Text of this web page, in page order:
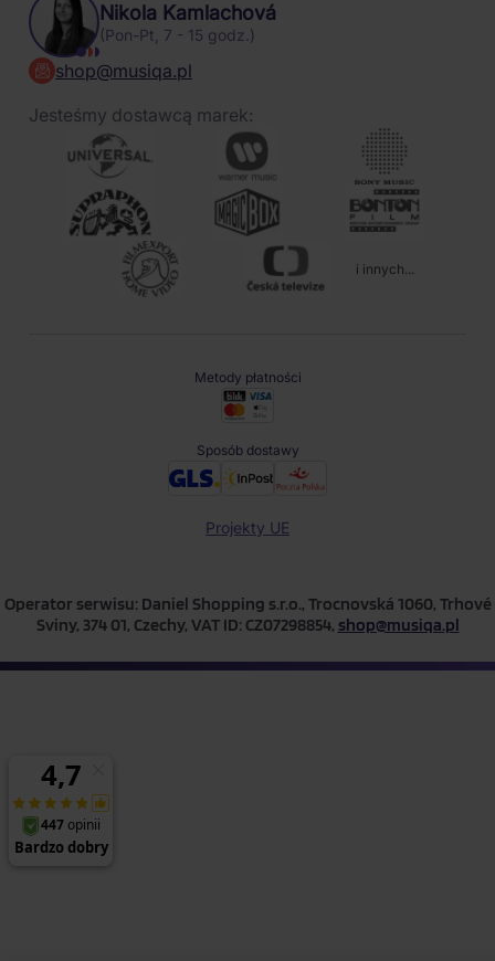
Nikola Kamlachová
(Pon-Pt, 7 - 15 godz.)
shop@musiqa.pl
Jesteśmy dostawcą marek:
i innych...
Metody płatności
Sposób dostawy
Projekty UE
Operator serwisu: Daniel Shopping s.r.o., Trocnovská 1060, Trhové
Sviny, 374 01, Czechy, VAT ID: CZ07298854, shop@musiqa.pl